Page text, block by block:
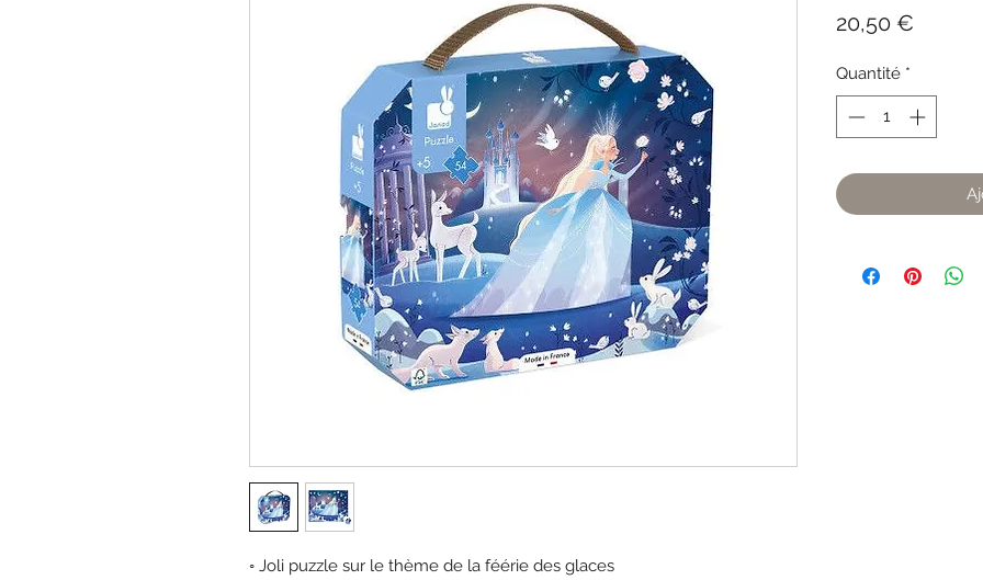
◦ Joli puzzle sur le thème de la féérie des glaces
20,50 €
Quantité *